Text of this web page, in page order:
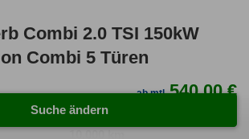
Combi 2.0 TSI 150kW
Combi 5 Türen
ab mtl.540,00 €
Suche ändern